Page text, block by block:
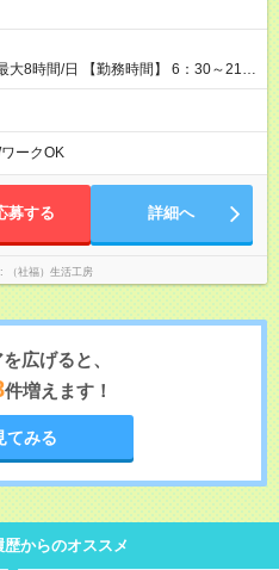
大8時間/日 【勤務時間】 6：30～21：
週1日以上から可 （勤務時間、勤務
ご家庭、ダブルワーク等のご事情
す。
ークOK
募する 詳細へ
（社福）生活工房
広げると、
件増えます！
てみる
からのオススメ